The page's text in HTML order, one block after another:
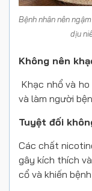
Bệnh nhân nên
dịu
Không nên
Khạc nhổ và
và làm người
Tuyệt đối
Các chất
gây kích thích
cổ và khiến